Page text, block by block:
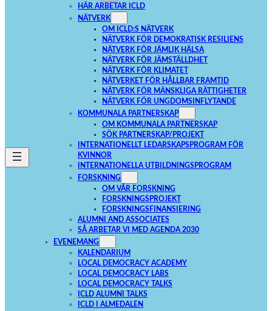
HÄR ARBETAR ICLD
NÄTVERK
OM ICLD:S NÄTVERK
NÄTVERK FÖR DEMOKRATISK RESILIENS
NÄTVERK FÖR JÄMLIK HÄLSA
NÄTVERK FÖR JÄMSTÄLLDHET
NÄTVERK FÖR KLIMATET
NÄTVERKET FÖR HÅLLBAR FRAMTID
NÄTVERK FÖR MÄNSKLIGA RÄTTIGHETER
NÄTVERK FÖR UNGDOMSINFLYTANDE
KOMMUNALA PARTNERSKAP
OM KOMMUNALA PARTNERSKAP
SÖK PARTNERSKAP/PROJEKT
INTERNATIONELLT LEDARSKAPSPROGRAM FÖR
KVINNOR
INTERNATIONELLA UTBILDNINGSPROGRAM
FORSKNING
OM VÅR FORSKNING
FORSKNINGSPROJEKT
FORSKNINGSFINANSIERING
ALUMNI AND ASSOCIATES
SÅ ARBETAR VI MED AGENDA 2030
EVENEMANG
KALENDARIUM
LOCAL DEMOCRACY ACADEMY
LOCAL DEMOCRACY LABS
LOCAL DEMOCRACY TALKS
ICLD ALUMNI TALKS
ICLD I ALMEDALEN